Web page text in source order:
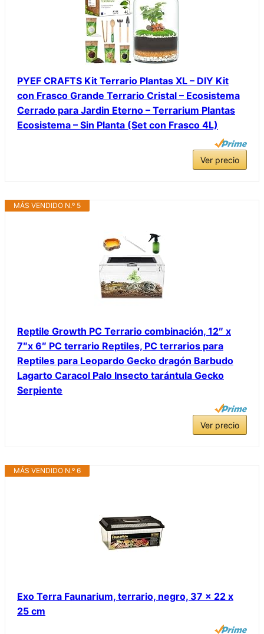
PYEF CRAFTS Kit Terrario Plantas XL – DIY Kit
con Frasco Grande Terrario Cristal – Ecosistema
Cerrado para Jardin Eterno – Terrarium Plantas
Ecosistema – Sin Planta (Set con Frasco 4L)
Ver precio
MÁS VENDIDO N.º 5
Reptile Growth PC Terrario combinación, 12″ x
7″x 6″ PC terrario Reptiles, PC terrarios para
Reptiles para Leopardo Gecko dragón Barbudo
Lagarto Caracol Palo Insecto tarántula Gecko
Serpiente
Ver precio
MÁS VENDIDO N.º 6
Exo Terra Faunarium, terrario, negro, 37 x 22 x
25 cm